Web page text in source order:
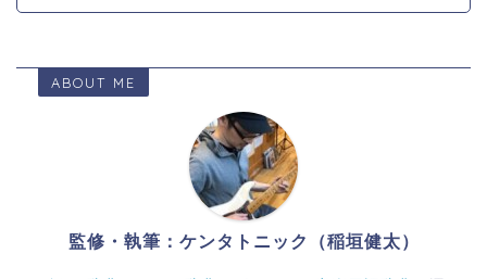
ABOUT ME
監修・執筆：ケンタトニック（稲垣健太）